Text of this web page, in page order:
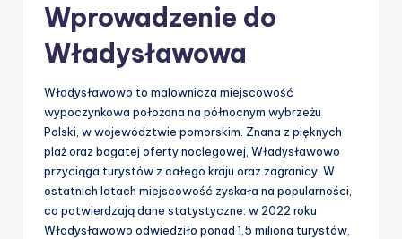
Wprowadzenie do
Władysławowa
Władysławowo to malownicza miejscowość
wypoczynkowa położona na północnym wybrzeżu
Polski, w województwie pomorskim. Znana z pięknych
plaż oraz bogatej oferty noclegowej, Władysławowo
przyciąga turystów z całego kraju oraz zagranicy. W
ostatnich latach miejscowość zyskała na popularności,
co potwierdzają dane statystyczne: w 2022 roku
Władysławowo odwiedziło ponad 1,5 miliona turystów,